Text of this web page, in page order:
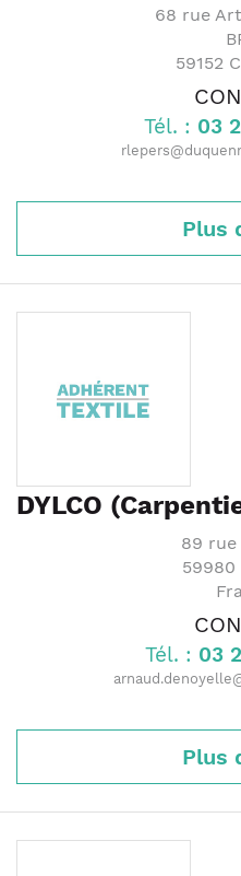
68 rue
59152
Tél. : 03
Plus
DYLCO
89 rue
59980
Tél. : 03
Plus